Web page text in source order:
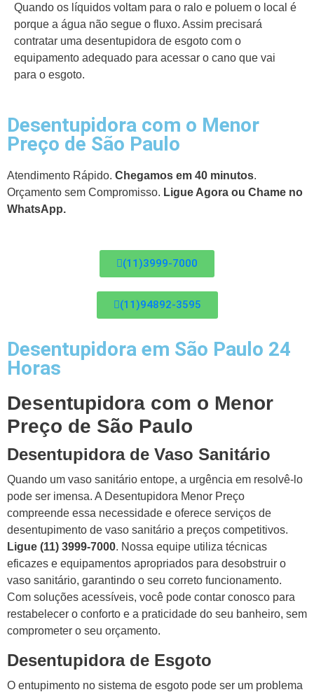
Quando os líquidos voltam para o ralo e poluem o local é
porque a água não segue o fluxo. Assim precisará
contratar uma desentupidora de esgoto com o
equipamento adequado para acessar o cano que vai
para o esgoto.
Desentupidora com o Menor
Preço de São Paulo
Atendimento Rápido. Chegamos em 40 minutos.
Orçamento sem Compromisso. Ligue Agora ou Chame no
WhatsApp.
(11)3999-7000
(11)94892-3595
Desentupidora em São Paulo 24
Horas
Desentupidora com o Menor
Preço de São Paulo
Desentupidora de Vaso Sanitário
Quando um vaso sanitário entope, a urgência em resolvê-lo
pode ser imensa. A Desentupidora Menor Preço
compreende essa necessidade e oferece serviços de
desentupimento de vaso sanitário a preços competitivos.
Ligue (11) 3999-7000. Nossa equipe utiliza técnicas
eficazes e equipamentos apropriados para desobstruir o
vaso sanitário, garantindo o seu correto funcionamento.
Com soluções acessíveis, você pode contar conosco para
restabelecer o conforto e a praticidade do seu banheiro, sem
comprometer o seu orçamento.
Desentupidora de Esgoto
O entupimento no sistema de esgoto pode ser um problema